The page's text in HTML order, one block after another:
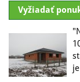
Vyžiadať